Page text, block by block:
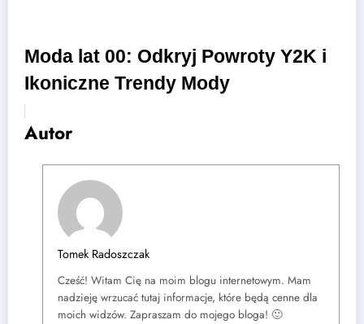
Moda lat 00: Odkryj Powroty Y2K i
Ikoniczne Trendy Mody
Autor
Tomek Radoszczak
Cześć! Witam Cię na moim blogu internetowym. Mam
nadzieję wrzucać tutaj informacje, które będą cenne dla
moich widzów. Zapraszam do mojego bloga! 🙂